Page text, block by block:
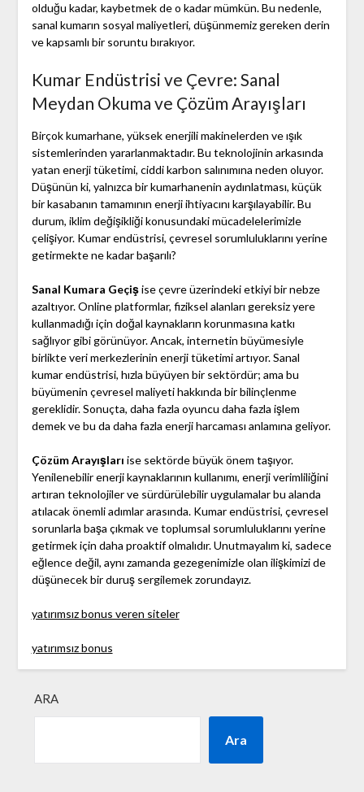
olduğu kadar, kaybetmek de o kadar mümkün. Bu nedenle,
sanal kumarın sosyal maliyetleri, düşünmemiz gereken derin
ve kapsamlı bir soruntu bırakıyor.
Kumar Endüstrisi ve Çevre: Sanal
Meydan Okuma ve Çözüm Arayışları
Birçok kumarhane, yüksek enerjili makinelerden ve ışık
sistemlerinden yararlanmaktadır. Bu teknolojinin arkasında
yatan enerji tüketimi, ciddi karbon salınımına neden oluyor.
Düşünün ki, yalnızca bir kumarhanenin aydınlatması, küçük
bir kasabanın tamamının enerji ihtiyacını karşılayabilir. Bu
durum, iklim değişikliği konusundaki mücadelelerimizle
çelişiyor. Kumar endüstrisi, çevresel sorumluluklarını yerine
getirmekte ne kadar başarılı?
Sanal Kumara Geçişise çevre üzerindeki etkiyi bir nebze
azaltıyor. Online platformlar, fiziksel alanları gereksiz yere
kullanmadığı için doğal kaynakların korunmasına katkı
sağlıyor gibi görünüyor. Ancak, internetin büyümesiyle
birlikte veri merkezlerinin enerji tüketimi artıyor. Sanal
kumar endüstrisi, hızla büyüyen bir sektördür; ama bu
büyümenin çevresel maliyeti hakkında bir bilinçlenme
gereklidir. Sonuçta, daha fazla oyuncu daha fazla işlem
demek ve bu da daha fazla enerji harcaması anlamına geliyor.
Çözüm Arayışları ise sektörde büyük önem taşıyor.
Yenilenebilir enerji kaynaklarının kullanımı, enerji verimliliğini
artıran teknolojiler ve sürdürülebilir uygulamalar bu alanda
atılacak önemli adımlar arasında. Kumar endüstrisi, çevresel
sorunlarla başa çıkmak ve toplumsal sorumluluklarını yerine
getirmek için daha proaktif olmalıdır. Unutmayalım ki, sadece
eğlence değil, aynı zamanda gezegenimizle olan ilişkimizi de
düşünecek bir duruş sergilemek zorundayız.
yatırımsız bonus veren siteler
yatırımsız bonus
ARA
Ara